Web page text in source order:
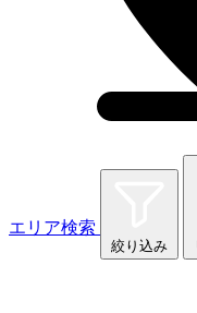
エリア検索
絞り込み